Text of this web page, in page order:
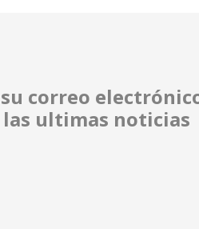
correo
ultimas noticias